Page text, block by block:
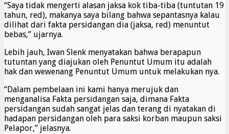
“Saya tidak mengerti alasan jaksa kok tiba-tiba (tuntutan 19
tahun, red), makanya saya bilang bahwa sepantasnya kalau
dilihat dari fakta persidangan dia (jaksa, red) menuntut
bebas,” ujarnya.
Lebih jauh, Iwan Slenk menyatakan bahwa berapapun
tutuntan yang diajukan oleh Penuntut Umum itu adalah
hak dan wewenang Penuntut Umum untuk melakukan nya.
“Dalam pembelaan ini kami hanya merujuk dan
menganalisa Fakta persidangan saja, dimana Fakta
persidangan sudah sangat jelas dan terang di nyatakan di
hadapan persidangan oleh para saksi korban maupun saksi
Pelapor,” jelasnya.